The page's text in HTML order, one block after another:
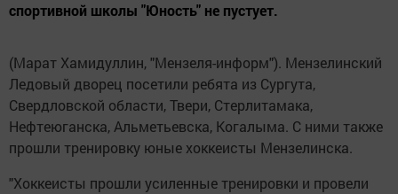
спортивной школы "Юность" не пустует.
(Марат Хамидуллин, "Мензеля-информ"). Мензелинский
Ледовый дворец посетили ребята из Сургута,
Свердловской области, Твери, Стерлитамака,
Нефтеюганска, Альметьевска, Когалыма. С ними также
прошли тренировку юные хоккеисты Мензелинска.
"Хоккеисты прошли усиленные тренировки и провели